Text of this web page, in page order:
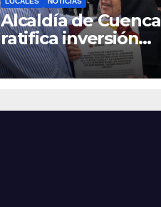
Alcaldía de Cuenca
ratifica inversión
social con
fundaciones e